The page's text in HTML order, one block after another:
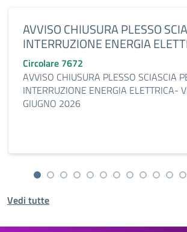
AVVISO CHIUSURA PLESSO
INTERRUZIONE ENERGIA
Circolare 7672
AVVISO CHIUSURA PLESSO SCIASCIA
INTERRUZIONE ENERGIA ELETTRICA-
GIUGNO 2026
Vedi tutte